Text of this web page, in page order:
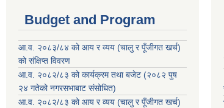
Budget and Program
आ.व. २०८३/८४ को आय र व्यय (चालु र पूँजीगत खर्च)
को संक्षिप्त विवरण
आ.व. २०८२/८३ को कार्यक्रम तथा बजेट (२०८२ पुष
२४ गतेको नगरसभाबाट संसोधित)
आ.व. २०८२/८३ को आय र व्यय (चालु र पूँजीगत खर्च)